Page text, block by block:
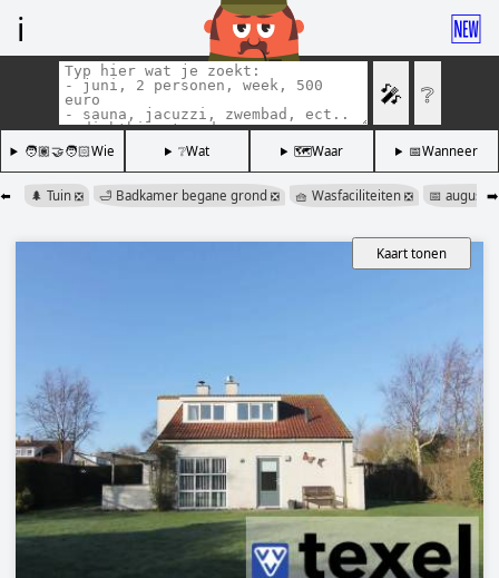
ℹ️ 🆕
🎤 ❔
🧑🏽‍🤝‍🧑🏻Wie ❔Wat 🗺️Waar 📅Wanneer
⬅️ ➡️
🌲 Tuin ❎ 🛁 Badkamer begane grond ❎ 🧺 Wasfaciliteiten ❎ 📅
Kaart tonen